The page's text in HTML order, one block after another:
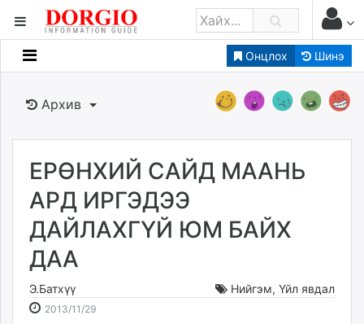
Онцлох Шинэ
Мэдээллийн
Банк санхүү
Бизнес ААН
Төрийн
dorgio.mn
Gogo.mn
caak.mn
news.mn
zindaa.mn
Архив
ЕРӨНХИЙ САЙД МААНЬ
АРД ИРГЭДЭЭ
ДАЙЛАХГҮЙ ЮМ БАЙХ
ДАА
Э.Батхүү Нийгэм, Үйл явдал
2013/11/292013-
2026-